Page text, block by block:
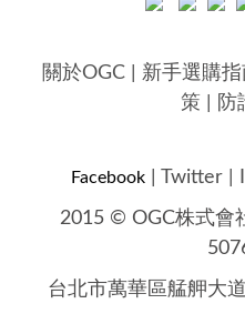
關於OGC 新手選購
策
防
Facebook Twitter
2015 © OGC株式
台北市萬華區艋舺大